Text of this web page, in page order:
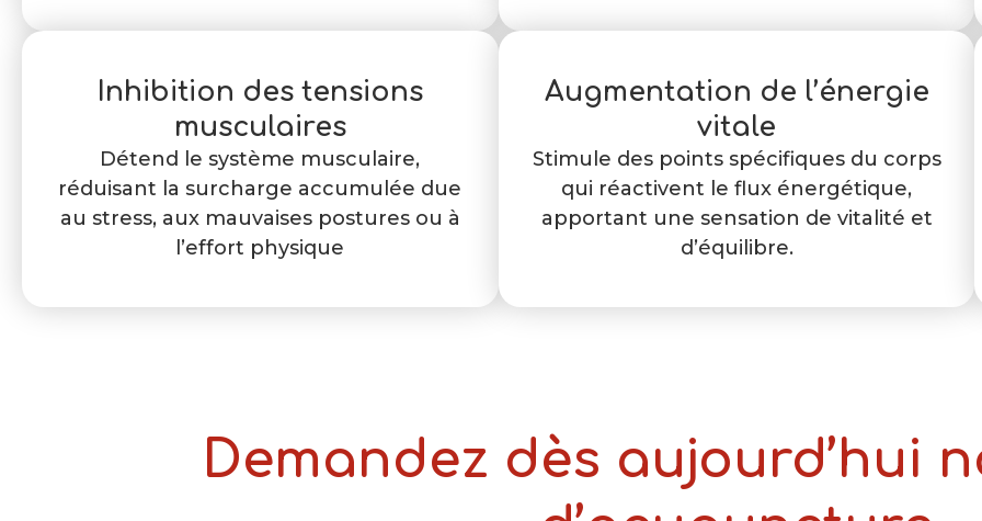
Inhibition des tensions
musculaires
Détend le système musculaire,
réduisant la surcharge accumulée due
au stress, aux mauvaises postures ou à
l’effort physique
Augmentation de l’énergie
vitale
Stimule des points spécifiques du corps
qui réactivent le flux énergétique,
apportant une sensation de vitalité et
d’équilibre.
Demandez dès aujourd’hui